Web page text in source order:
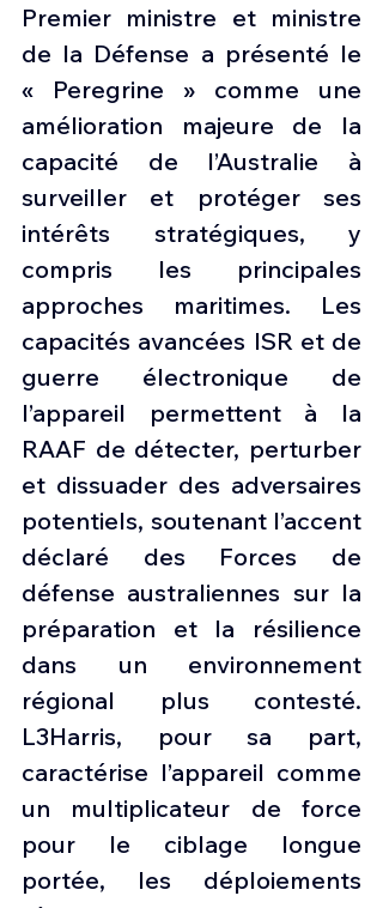
Premier ministre et ministre
de la Défense a présenté le
« Peregrine » comme une
amélioration majeure de la
capacité de l’Australie à
surveiller et protéger ses
intérêts stratégiques, y
compris les principales
approches maritimes. Les
capacités avancées ISR et de
guerre électronique de
l’appareil permettent à la
RAAF de détecter, perturber
et dissuader des adversaires
potentiels, soutenant l’accent
déclaré des Forces de
défense australiennes sur la
préparation et la résilience
dans un environnement
régional plus contesté.
L3Harris, pour sa part,
caractérise l’appareil comme
un multiplicateur de force
pour le ciblage longue
portée, les déploiements